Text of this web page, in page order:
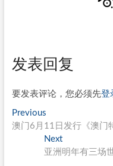
发表回复
要发表评论，您必须先登
文
章
PreviousPrevious
post:
澳门6月11日发行《澳门
NextNext
post:
亚洲明年有三场